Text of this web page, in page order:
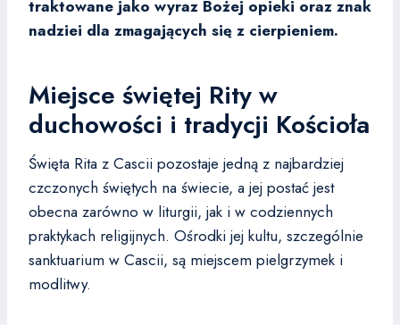
traktowane jako wyraz Bożej opieki oraz znak
nadziei dla zmagających się z cierpieniem.
Miejsce świętej Rity w
duchowości i tradycji Kościoła
Święta Rita z Cascii pozostaje jedną z najbardziej
czczonych świętych na świecie, a jej postać jest
obecna zarówno w liturgii, jak i w codziennych
praktykach religijnych. Ośrodki jej kultu, szczególnie
sanktuarium w Cascii, są miejscem pielgrzymek i
modlitwy.